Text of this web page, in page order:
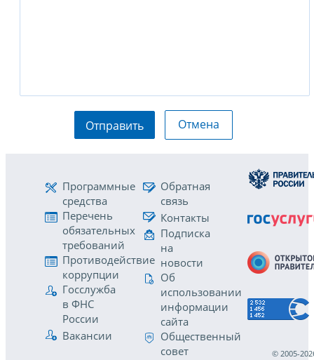
Отправить Отмена
Программные
средства
Перечень
обязательных
требований
Противодействие
коррупции
Госслужба
в ФНС
России
Вакансии
Обратная
связь
Контакты
Подписка
на
новости
Об
использовании
информации
сайта
Общественный
совет
© 2005-